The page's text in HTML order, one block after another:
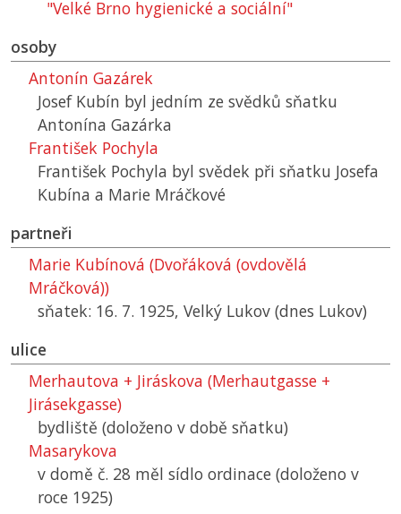
"Velké Brno hygienické a sociální"
osoby
Antonín Gazárek
Josef Kubín byl jedním ze svědků sňatku
Antonína Gazárka
František Pochyla
František Pochyla byl svědek při sňatku Josefa
Kubína a Marie Mráčkové
partneři
Marie Kubínová (Dvořáková (ovdovělá
Mráčková))
sňatek: 16. 7. 1925, Velký Lukov (dnes Lukov)
ulice
Merhautova + Jiráskova (Merhautgasse +
Jirásekgasse)
bydliště (doloženo v době sňatku)
Masarykova
v domě č. 28 měl sídlo ordinace (doloženo v
roce 1925)